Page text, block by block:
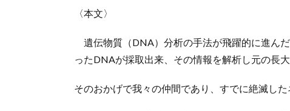
〈本文〉
遺伝物質（DNA）分析の手法が飛躍的に進ん
ったDNAが採取出来、その情報を解析し元の長
そのおかげで我々の仲間であり、すでに絶滅し